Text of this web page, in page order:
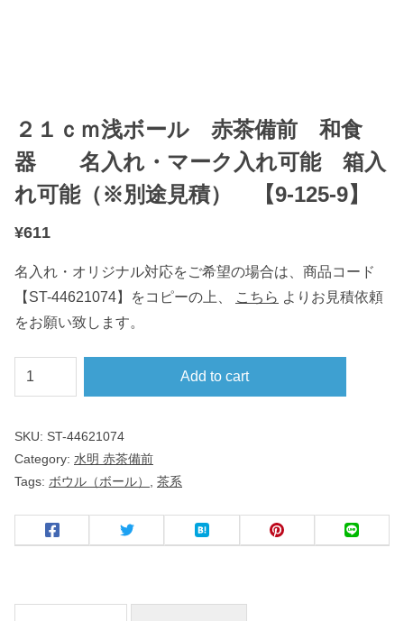
２１ｃｍ浅ボール 赤茶備前 和食
器 名入れ・マーク入れ可能 箱入
れ可能（※別途見積） 【9-125-9】
¥611
名入れ・オリジナル対応をご希望の場合は、商品コード
【ST-44621074】をコピーの上、
こちら よりお見積依頼
をお願い致します。
２
１
ｍ
ー
ル
Add to cart
SKU: ST-44621074
Category: 水明 赤茶備前
Tags: ボウル（ボール） 茶系